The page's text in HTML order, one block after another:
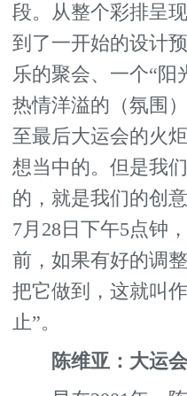
段。从整个彩排呈
到了一开始的设计
乐的聚会、一个“阳
热情洋溢的（氛围
至最后大运会的火
想当中的。但是我
的，就是我们的创
7月28日下午5点钟
前，如果有好的调
把它做到，这就叫
止”。
陈维亚：大运